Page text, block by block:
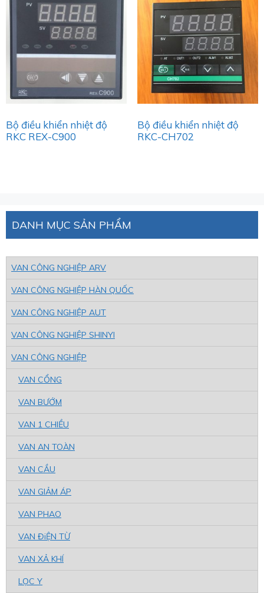
Bộ điều khiển nhiệt độ
RKC REX-C900
Bộ điều khiển nhiệt độ
RKC-CH702
DANH MỤC SẢN PHẨM
VAN CÔNG NGHIỆP ARV
VAN CÔNG NGHIỆP HÀN QUỐC
VAN CÔNG NGHIỆP AUT
VAN CÔNG NGHIỆP SHINYI
VAN CÔNG NGHIỆP
VAN CỔNG
VAN BƯỚM
VAN 1 CHIỀU
VAN AN TOÀN
VAN CẦU
VAN GIẢM ÁP
VAN PHAO
VAN ĐiỆN TỪ
VAN XẢ KHÍ
LỌC Y